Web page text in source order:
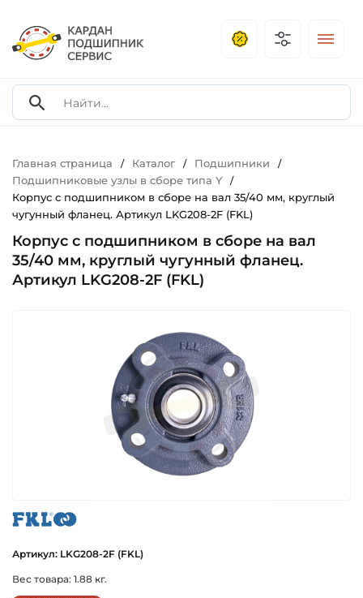
Главная страница / Каталог / Подшипники /
Подшипниковые узлы в сборе типа Y /
Корпус с подшипником в сборе на вал 35/40 мм, круглый
чугунный фланец. Артикул LKG208-2F (FKL)
Корпус с подшипником в сборе на вал
35/40 мм, круглый чугунный фланец.
Артикул LKG208-2F (FKL)
Артикул: LKG208-2F (FKL)
Вес товара: 1.88 кг.